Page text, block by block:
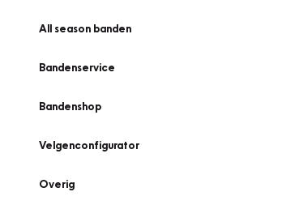
All season banden
Bandenservice
Bandenshop
Velgenconfigurator
Overig